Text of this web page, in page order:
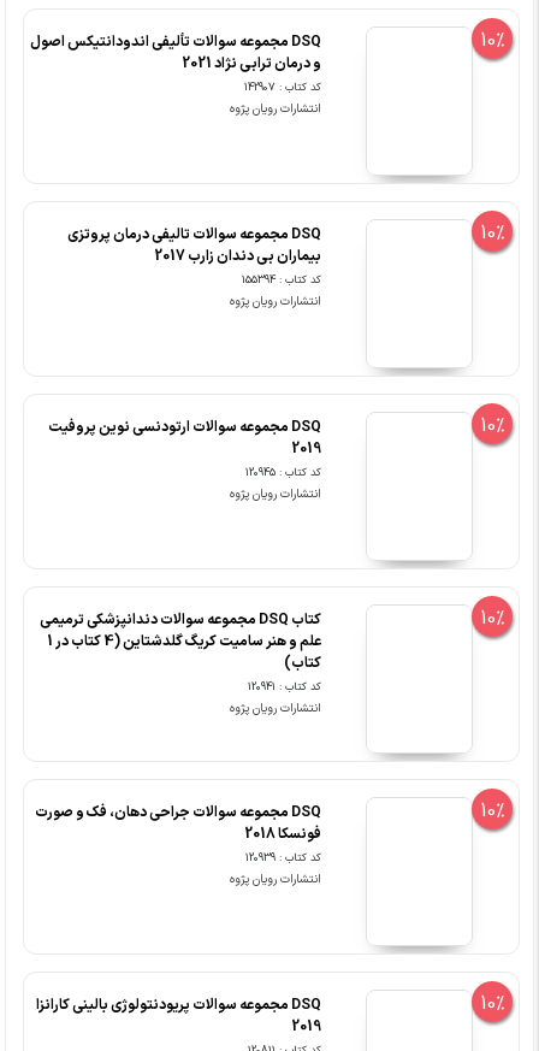
10%
DSQ مجموعه سوالات تألیفی اندودانتیکس اصول
و درمان ترابی نژاد 2021
کد کتاب : 142907
انتشارات رویان پژوه
10%
DSQ مجموعه سوالات تالیفی درمان پروتزی
بیماران بی دندان زارب 2017
کد کتاب : 155394
انتشارات رویان پژوه
10%
DSQ مجموعه سوالات ارتودنسی نوین پروفیت
2019
کد کتاب : 120945
انتشارات رویان پژوه
10%
کتاب DSQ مجموعه سوالات دندانپزشکی ترمیمی
علم و هنر سامیت کریگ گلدشتاین (4 کتاب در 1
کتاب)
کد کتاب : 120941
انتشارات رویان پژوه
10%
DSQ مجموعه سوالات جراحی دهان، فک و صورت
فونسکا 2018
کد کتاب : 120939
انتشارات رویان پژوه
10%
DSQ مجموعه سوالات پریودنتولوژی بالینی کارانزا
2019